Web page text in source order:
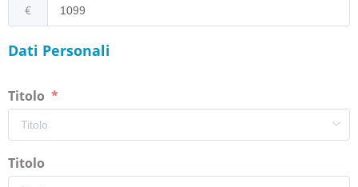
€
Dati Personali
Titolo
Titolo